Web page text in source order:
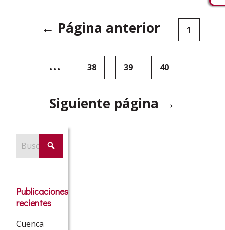
Paginación
de
← Página anterior 1
… 38 39 40
Siguiente página →
Publicaciones
recientes
Cuenca